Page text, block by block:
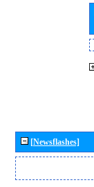
[Newsflashes]